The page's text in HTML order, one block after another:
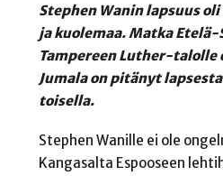
Stephen Wanin lapsuus
ja kuolemaa. Matka
Tampereen Luther-
Jumala on pitänyt
toisella.
Stephen Wanille ei ole
Kangasalta Espooseen